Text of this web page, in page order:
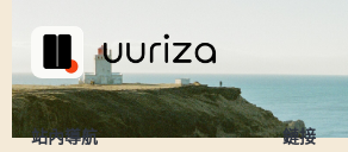
站內導航 鏈接